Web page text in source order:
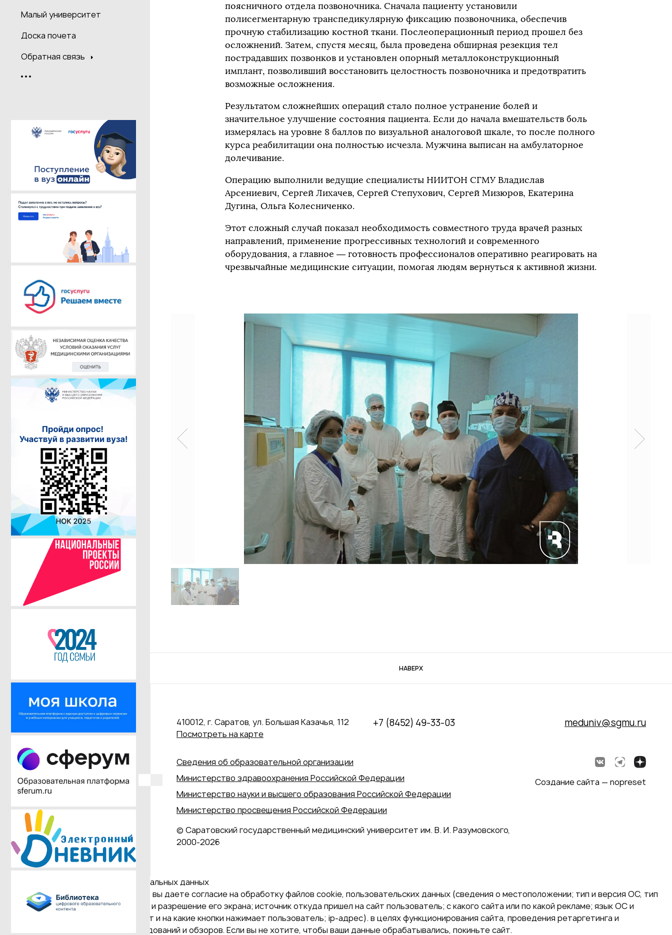
Малый университет
Доска почета
Обратная связь
поясничного отдела позвоночника. Сначала пациенту установили
полисегментарную транспедикулярную фиксацию позвоночника, обеспечив
прочную стабилизацию костной ткани. Послеоперационный период прошел без
осложнений. Затем, спустя месяц, была проведена обширная резекция тел
пострадавших позвонков и установлен опорный металлоконструкционный
имплант, позволивший восстановить целостность позвоночника и предотвратить
возможные осложнения.
Результатом сложнейших операций стало полное устранение болей и
значительное улучшение состояния пациента. Если до начала вмешательств боль
измерялась на уровне 8 баллов по визуальной аналоговой шкале, то после полного
курса реабилитации она полностью исчезла. Мужчина выписан на амбулаторное
долечивание.
Операцию выполнили ведущие специалисты НИИТОН СГМУ Владислав
Арсениевич, Сергей Лихачев, Сергей Степухович, Сергей Мизюров, Екатерина
Дугина, Ольга Колесниченко.
Этот сложный случай показал необходимость совместного труда врачей разных
направлений, применение прогрессивных технологий и современного
оборудования, а главное — готовность профессионалов оперативно реагировать на
чрезвычайные медицинские ситуации, помогая людям вернуться к активной жизни.
НАВЕРХ
410012, г. Саратов, ул. Большая Казачья, 112
Посмотреть на карте
+7 (8452) 49-33-03 meduniv@sgmu.ru
Сведения об образовательной организации
Министерство здравоохранения Российской Федерации
Министерство науки и высшего образования Российской Федерации
Министерство просвещения Российской Федерации
© Саратовский государственный медицинский университет им. В. И. Разумовского,
2000‑2026
Создание сайта — nopreset
Даю согласие на обработку персональных данных
Продолжая использовать наш сайт, вы даете согласие на обработку файлов cookie, пользовательских данных (сведения о местоположении; тип и версия ОС, тип
и версия Браузера; тип устройства и разрешение его экрана; источник откуда пришел на сайт пользователь; с какого сайта или по какой рекламе; язык ОС и
Браузер; какие страницы открывает и на какие кнопки нажимает пользователь; ip-адрес). в целях функционирования сайта, проведения ретаргетинга и
проведения статистических исследований и обзоров. Если вы не хотите, чтобы ваши данные обрабатывались, покиньте сайт.